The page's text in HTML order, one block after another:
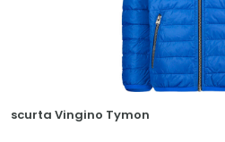
scurta Vingino Tymon